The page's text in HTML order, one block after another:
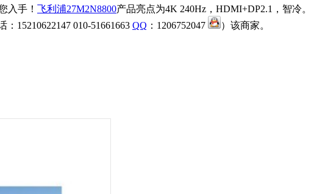
入手！ 飞利浦27M2N8800产品亮点为4K 240Hz，HDMI+DP2.1，智冷。
15210622147 010-51661663 QQ ：1206752047 ）该商家。